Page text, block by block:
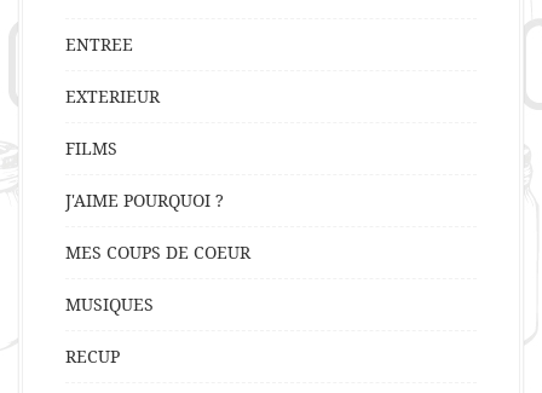
ENTREE
EXTERIEUR
FILMS
J'AIME POURQUOI ?
MES COUPS DE COEUR
MUSIQUES
RECUP